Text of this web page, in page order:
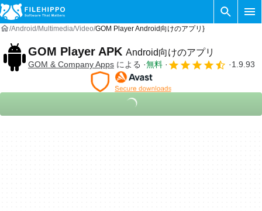
Android Multimedia Video GOM Player Android向けのアプリ}
GOM Player APK Android向けのアプリ
GOM & Company Apps による 無料 1.9.93